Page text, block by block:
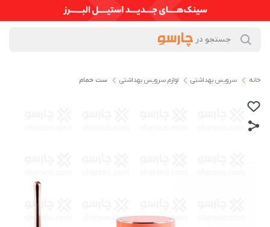
خانه سرویس بهداشتی لوازم سرویس بهداشتی ست حمام